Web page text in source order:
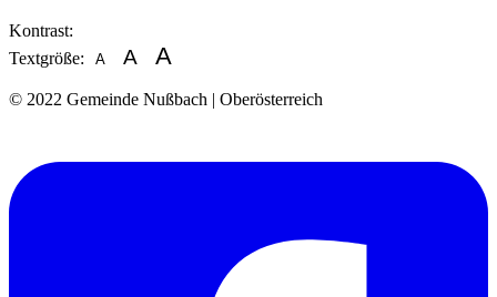
Kontrast:
to
theme
Switch
to
theme
Switch
to
visibility
Switch
theme
Textgröße:
A
font
size
A
font
A
font
© 2022 Gemeinde Nußbach | Oberösterreich